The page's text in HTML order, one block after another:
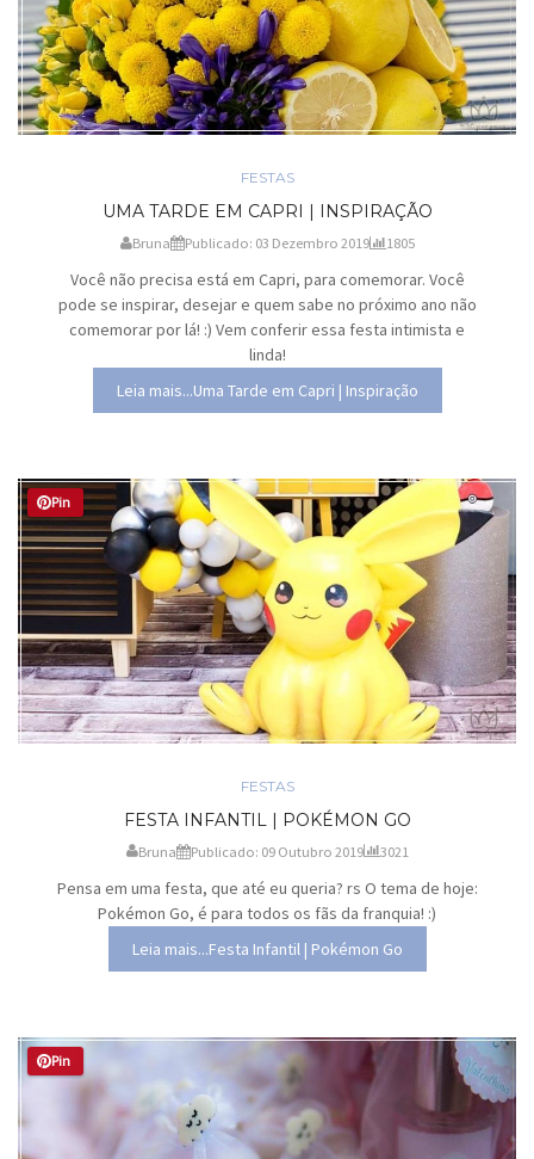
FESTAS
UMA TARDE EM CAPRI | INSPIRAÇÃO
Bruna Publicado: 03 Dezembro 2019 1805
Você não precisa está em Capri, para comemorar. Você
pode se inspirar, desejar e quem sabe no próximo ano não
comemorar por lá! :) Vem conferir essa festa intimista e
linda!
Leia mais...Uma Tarde em Capri | Inspiração
Pin
FESTAS
FESTA INFANTIL | POKÉMON GO
Bruna Publicado: 09 Outubro 2019 3021
Pensa em uma festa, que até eu queria? rs O tema de hoje:
Pokémon Go, é para todos os fãs da franquia! :)
Leia mais...Festa Infantil | Pokémon Go
Pin